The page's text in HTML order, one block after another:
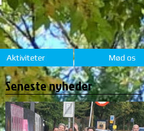
Aktiviteter Mød os
Seneste nyheder